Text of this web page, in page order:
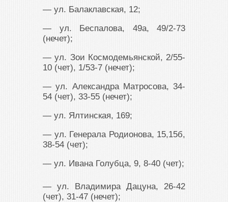
— ул. Балаклавская, 12;
— ул. Беспалова, 49а, 49/2-73
(нечет);
— ул. Зои Космодемьянской, 2/55-
10 (чет), 1/53-7 (нечет);
— ул. Александра Матросова, 34-
54 (чет), 33-55 (нечет);
— ул. Ялтинская, 169;
— ул. Генерала Родионова, 15,15б,
38-54 (чет);
— ул. Ивана Голубца, 9, 8-40 (чет);
— ул. Владимира Дацуна, 26-42
(чет), 31-47 (нечет);